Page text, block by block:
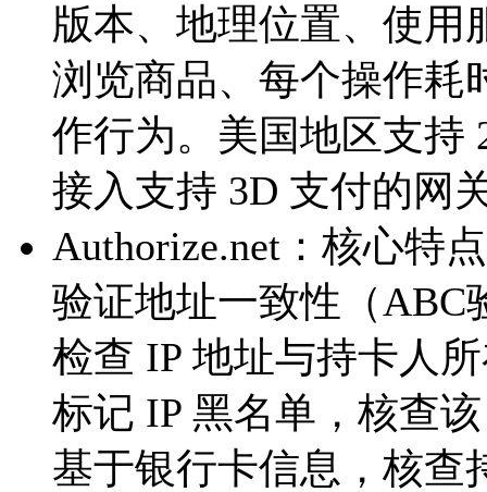
版本、地理位置、使用
浏览商品、每个操作耗
作行为。美国地区支持
接入支持 3D 支付的网
Authorize.net：核心特
验证地址一致性（АВС
检查 IP 地址与持卡人
标记 IP 黑名单，核查
基于银行卡信息，核查